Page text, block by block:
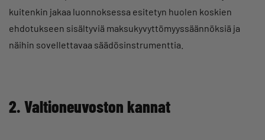
kuitenkin jakaa luonnoksessa esitetyn huolen koskien
ehdotukseen sisältyviä maksukyvyttömyyssäännöksiä ja
näihin sovellettavaa säädösinstrumenttia.
2. Valtioneuvoston kannat